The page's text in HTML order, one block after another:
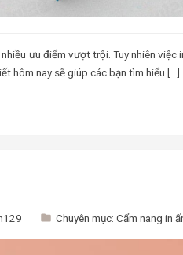
ưu điểm vượt trội. Tuy nhiên việc
hôm nay sẽ giúp các bạn tìm hiểu […]
Chuyên mục: Cẩm nang in